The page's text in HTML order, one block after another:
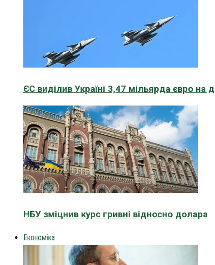
ЄС виділив Україні 3,47 мільярда євро на
НБУ зміцнив курс гривні відносно долара
Економіка